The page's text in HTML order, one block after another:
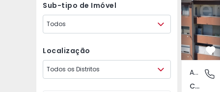
Sub-tipo de Imóvel
Todos
Localização
Todos os Distritos Covilhã
Apartamento
Covilhã e Canhoso, Castelo Branco